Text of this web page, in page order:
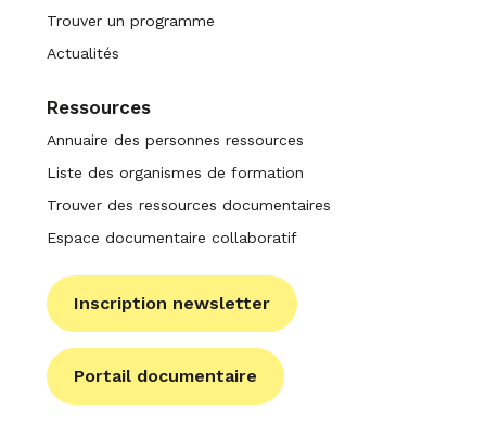
Trouver un programme
Actualités
Ressources
Annuaire des personnes ressources
Liste des organismes de formation
Trouver des ressources documentaires
Espace documentaire collaboratif
Inscription newsletter
Portail documentaire